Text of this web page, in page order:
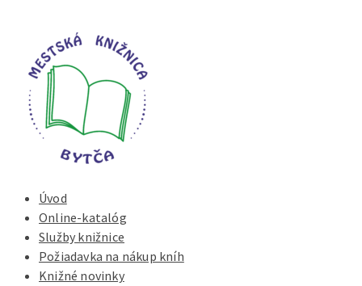
Úvod
Online-katalóg
Služby knižnice
Požiadavka na nákup kníh
Knižné novinky